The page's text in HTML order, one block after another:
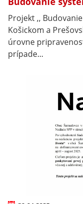
Projekt ,,
Košickom a
úrovne
prípade...